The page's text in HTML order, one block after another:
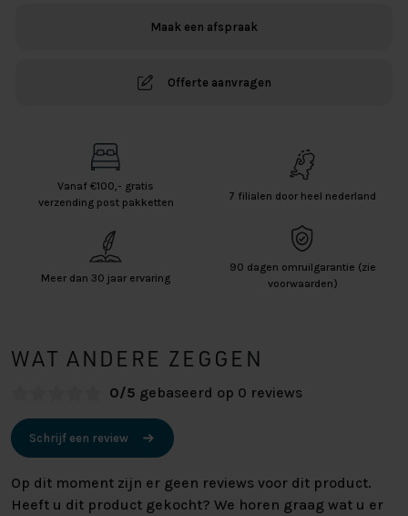
Maak een afspraak
Offerte aanvragen
Vanaf €100,- gratis
verzending post pakketten
7 filialen door heel nederland
Meer dan 30 jaar ervaring
90 dagen omruilgarantie (zie
voorwaarden)
WAT ANDERE ZEGGEN
0/5 gebaseerd op 0 reviews
Schrijf een review
Op dit moment zijn er geen reviews voor dit product.
Heeft u dit product gekocht? We horen graag wat u er